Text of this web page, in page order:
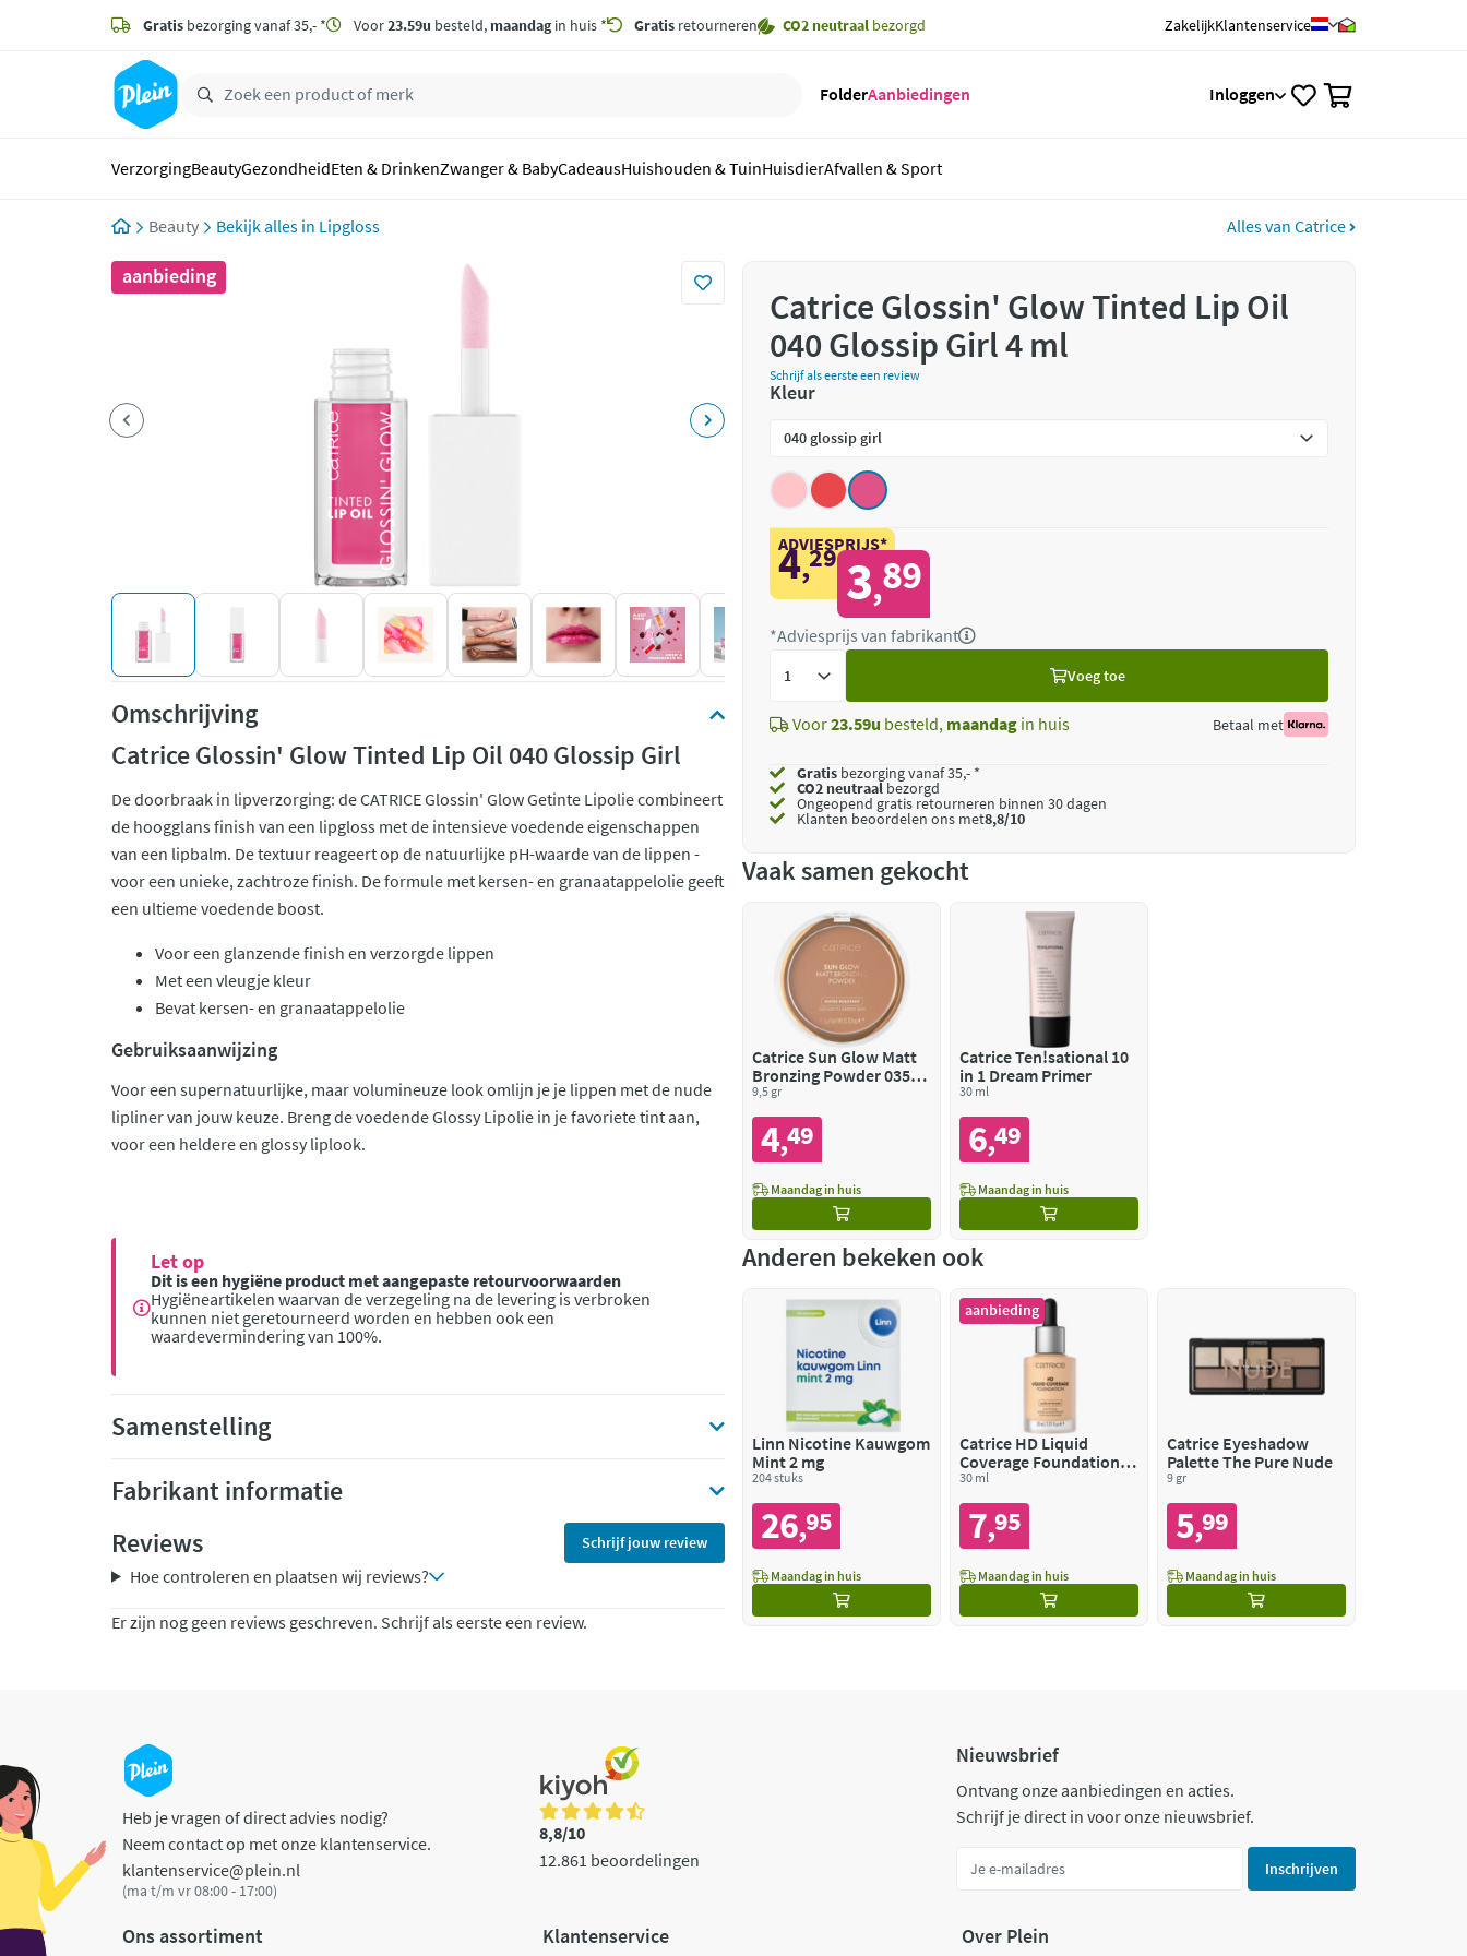
zoeken
hoofdinhoud
Gratis bezorging vanaf 35,- * Voor23.59u besteld, maandagin huis * Gratis retourneren CO2 neutraal bezorgd ZakelijkKlantenservice
FolderAanbiedingen Inloggen
VerzorgingBeautyGezondheidEten & DrinkenZwanger & BabyCadeausHuishouden & TuinHuisdierAfvallen & Sport
Beauty Lipgloss Alles van Catrice
aanbieding
Omschrijving
Catrice Glossin' Glow Tinted Lip Oil 040 Glossip Girl
De doorbraak in lipverzorging: de CATRICE Glossin' Glow Getinte Lipolie combineert
de hoogglans finish van een lipgloss met de intensieve voedende eigenschappen
van een lipbalm. De textuur reageert op de natuurlijke pH-waarde van de lippen -
voor een unieke, zachtroze finish. De formule met kersen- en granaatappelolie geeft
een ultieme voedende boost.
Voor een glanzende finish en verzorgde lippen
Met een vleugje kleur
Bevat kersen- en granaatappelolie
Gebruiksaanwijzing
Voor een supernatuurlijke, maar volumineuze look omlijn je je lippen met de nude
lipliner van jouw keuze. Breng de voedende Glossy Lipolie in je favoriete tint aan,
voor een heldere en glossy liplook.
Let op
Dit is een hygiëne product met aangepaste retourvoorwaarden
Hygiëneartikelen waarvan de verzegeling na de levering is verbroken
kunnen niet geretourneerd worden en hebben ook een
waardevermindering van 100%.
Samenstelling
Fabrikant informatie
Reviews
Schrijf jouw review
Hoe controleren en plaatsen wij reviews?
Er zijn nog geen reviews geschreven. Schrijf als eerste een review.
Catrice Glossin' Glow Tinted Lip Oil
040 Glossip Girl 4 ml
Schrijf als eerste een review
Kleur
ADVIESPRIJS*
4,29 3,89
*Adviesprijs van fabrikant
Voeg toe
Voor23.59u besteld, maandag in huis Betaal met
Gratis bezorging vanaf 35,- *
CO2 neutraalbezorgd
Ongeopend gratis retourneren binnen 30 dagen
Klanten beoordelen ons met8,8/10
Vaak samen gekocht
Catrice Sun Glow Matt
Bronzing Powder 035
Universal Bronze
9,5 gr
4,49
Maandag in huis
Catrice Ten!sational 10
in 1 Dream Primer
30 ml
6,49
Maandag in huis
Anderen bekeken ook
Linn Nicotine Kauwgom
Mint 2 mg
204 stuks
26,95
Maandag in huis
aanbieding
Catrice HD Liquid
Coverage Foundation
005 Ivory Beige
30 ml
7,95
Maandag in huis
Catrice Eyeshadow
Palette The Pure Nude
9 gr
5,99
Maandag in huis
Heb je vragen of direct advies nodig?
Neem contact op met onze klantenservice.
klantenservice@plein.nl
(ma t/m vr 08:00 - 17:00)
8,8/10
12.861 beoordelingen
Nieuwsbrief
Ontvang onze aanbiedingen en acties.
Schrijf je direct in voor onze nieuwsbrief.
Inschrijven
Ons assortiment Klantenservice Over Plein